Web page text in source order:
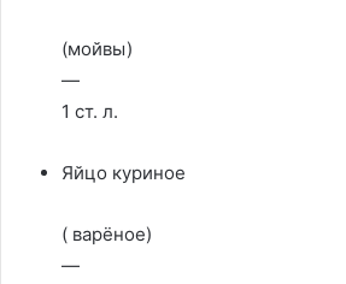
(мойвы)
—
1 ст. л.
Яйцо куриное
( варёное)
—